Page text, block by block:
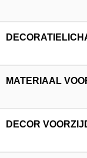
MATERIAAL
DECOR